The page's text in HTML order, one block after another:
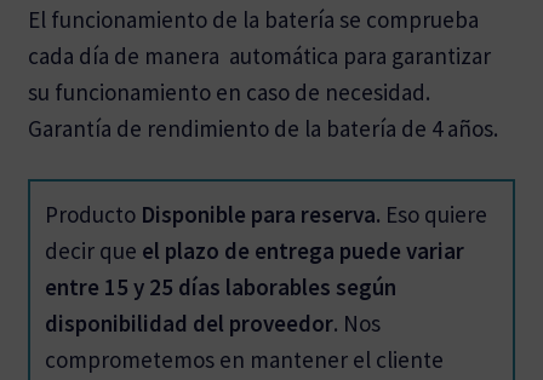
El funcionamiento de la batería se comprueba
cada día de manera automática para garantizar
su funcionamiento en caso de necesidad.
Garantía de rendimiento de la batería de 4 años.
Producto Disponible para reserva. Eso quiere
decir que el plazo de entrega puede variar
entre 15 y 25 días laborables según
disponibilidad del proveedor. Nos
comprometemos en mantener el cliente